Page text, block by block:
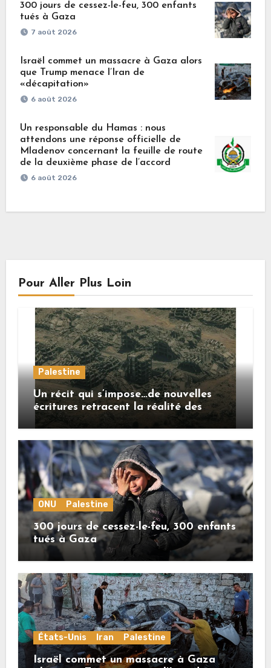
300 jours de cessez-le-feu, 300 enfants
tués à Gaza
7 août 2026
Israël commet un massacre à Gaza alors
que Trump menace l’Iran de
«décapitation»
6 août 2026
Un responsable du Hamas : nous
attendons une réponse officielle de
Mladenov concernant la feuille de route
de la deuxième phase de l’accord
6 août 2026
Pour Aller Plus Loin
Palestine
Un récit qui s’impose…de nouvelles
écritures retracent la réalité des
crimes sionistes à Gaza
ONU Palestine
300 jours de cessez-le-feu, 300 enfants
tués à Gaza
États-Unis Iran Palestine
Israël commet un massacre à Gaza